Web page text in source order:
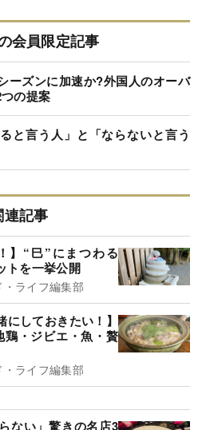
会員限定記事
ーズンに加速か?外国人のオーバ
の提案
と言う人」と「ならないと言う
連記事
】“巳”にまつわる
トを一挙公開
ライフ編集部
にしておきたい！】
・ジビエ・魚・贅
ライフ編集部
ない」驚きの名店3